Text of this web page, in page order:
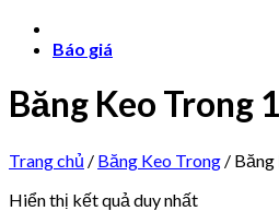
Báo giá
Băng Keo Trong
Trang chủ / Băng Keo Trong / Băng
Hiển thị kết quả duy nhất